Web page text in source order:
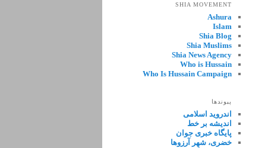
SHIA MOVEMENT
Ashura
Islam
Shia Blog
Shia Muslims
Shia News Agency
Who is Hussain
Who Is Hussain Campaign
پیوندها
اندروید اسلامی
اندیشه بر خط
پایگاه خبری جوان
خضری، شهر آرزوها